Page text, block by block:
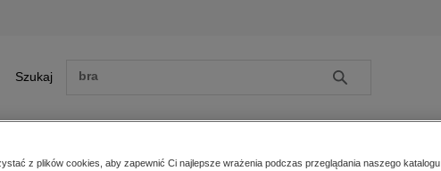
Szukaj Szukaj
z plików cookies, aby zapewnić Ci najlepsze wrażenia podczas przeglądania naszego katalogu